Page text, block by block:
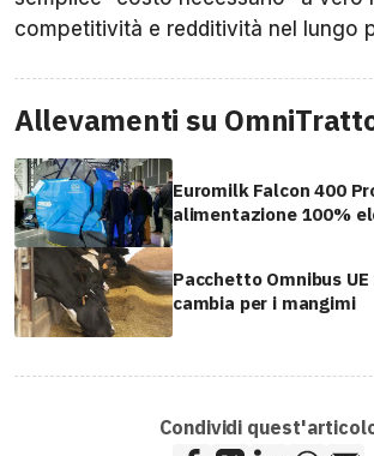
competitività e redditività nel lungo
Allevamenti su
Euromilk Falcon 400
alimentazione 100%
Pacchetto Omnibus UE
cambia per i mangimi
Condividi